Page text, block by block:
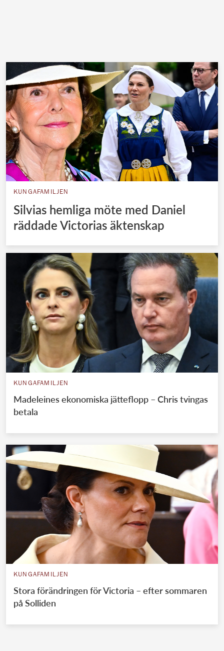
KUNGAFAMILJEN
Silvias hemliga möte med Daniel
räddade Victorias äktenskap
KUNGAFAMILJEN
Madeleines ekonomiska jätteflopp – Chris tvingas
betala
KUNGAFAMILJEN
Stora förändringen för Victoria – efter sommaren
på Solliden